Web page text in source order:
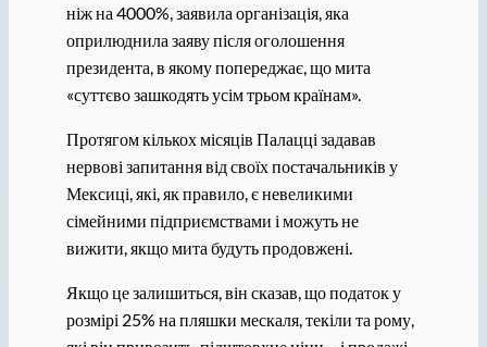
ніж на 4000%, заявила організація, яка
оприлюднила заяву після оголошення
президента, в якому попереджає, що мита
«суттєво зашкодять усім трьом країнам».
Протягом кількох місяців Палацці задавав
нервові запитання від своїх постачальників у
Мексиці, які, як правило, є невеликими
сімейними підприємствами і можуть не
вижити, якщо мита будуть продовжені.
Якщо це залишиться, він сказав, що податок у
розмірі 25% на пляшки мескаля, текіли та рому,